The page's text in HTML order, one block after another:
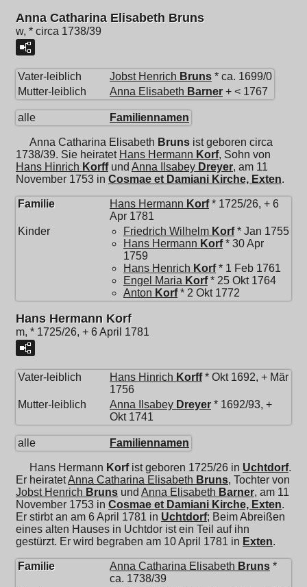
Anna Catharina Elisabeth Bruns
w, * circa 1738/39
Vater-leiblich Jobst Henrich Bruns * ca. 1699/0
Mutter-leiblich
Anna Elisabeth Barner + < 1767
alle Familiennamen
Anna Catharina Elisabeth Bruns ist geboren circa
1738/39. Sie heiratet Hans Hermann Korf, Sohn von
Hans Hinrich Korffund Anna Ilsabey Dreyer, am 11
November 1753 in Cosmae et Damiani Kirche, Exten.
Familie Hans Hermann Korf* 1725/26, + 6
Apr 1781
Kinder
Friedrich Wilhelm Korf* Jan 1755
Hans Hermann Korf* 30 Apr
1759
Hans Henrich Korf* 1 Feb 1761
Engel Maria Korf* 25 Okt 1764
Anton Korf* 2 Okt 1772
Hans Hermann Korf
m, * 1725/26, + 6 April 1781
Vater-leiblich Hans Hinrich Korff* Okt 1692, + Mär
1756
Mutter-leiblich
Anna Ilsabey Dreyer * 1692/93, +
Okt 1741
alle Familiennamen
Hans Hermann Korfist geboren 1725/26 in Uchtdorf.
Er heiratetAnna Catharina Elisabeth Bruns, Tochter von
Jobst Henrich Bruns und Anna Elisabeth Barner, am 11
November 1753 in Cosmae et Damiani Kirche, Exten.
Er stirbt an am 6 April 1781 in Uchtdorf; Beim Abreißen
eines alten Hauses in Uchtdor ist ein Teil auf ihn
gestürzt. Er wird begraben am 10 April 1781 in Exten.
Familie Anna Catharina Elisabeth Bruns *
ca. 1738/39